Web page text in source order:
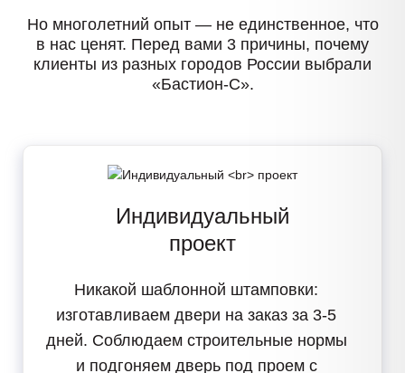
Но многолетний опыт — не единственное, что
в нас ценят. Перед вами 3 причины, почему
клиенты из разных городов России выбрали
«Бастион-С».
Индивидуальный
проект
Никакой шаблонной штамповки:
изготавливаем двери на заказ за 3-5
дней. Соблюдаем строительные нормы
и подгоняем дверь под проем с